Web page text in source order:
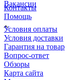
Вакансии
Контакты
Помощь
Условия оплаты
Условия доставки
Гарантия на товар
Вопрос-ответ
Обзоры
Карта сайта